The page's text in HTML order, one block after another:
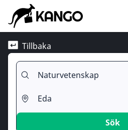
Tillbaka
Sök